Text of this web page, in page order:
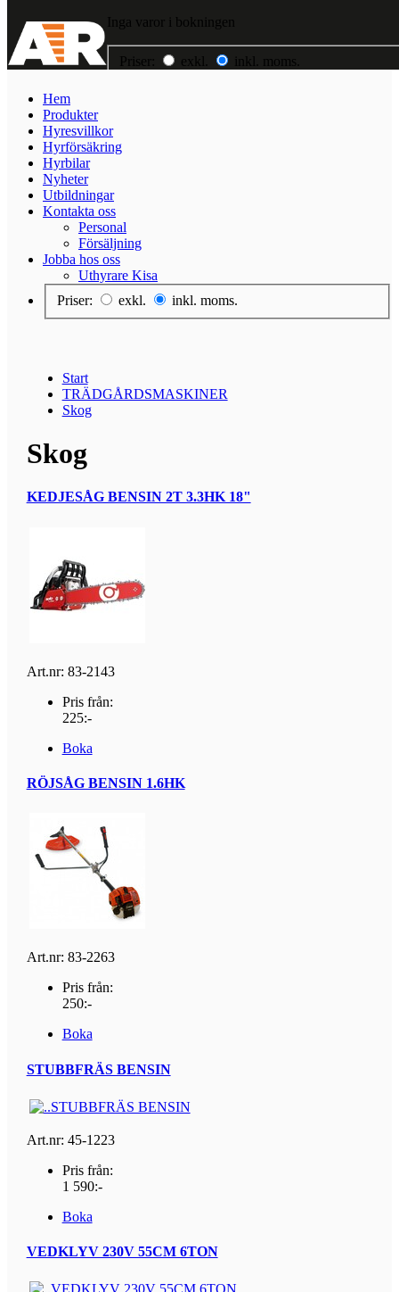
Hem
Produkter
Hyresvillkor
Hyrförsäkring
Hyrbilar
Nyheter
Utbildningar
Kontakta oss
Personal
Försäljning
Jobba hos oss
Uthyrare Kisa
Priser:
exkl. inkl. moms.
Inga varor i bokningen
Priser: exkl. inkl. moms.
Hem
Produkter
Hyresvillkor
Hyrförsäkring
Hyrbilar
Nyheter
Utbildningar
Kontakta oss
Jobba hos oss
Start
TRÄDGÅRDSMASKINER
Skog
Skog
KEDJESÅG BENSIN 2T 3.3HK 18"
Art.nr: 83-2143
Pris från:
225:-
Boka
RÖJSÅG BENSIN 1.6HK
Art.nr: 83-2263
Pris från:
250:-
Boka
STUBBFRÄS BENSIN
Art.nr: 45-1223
Pris från:
1 590:-
Boka
VEDKLYV 230V 55CM 6TON